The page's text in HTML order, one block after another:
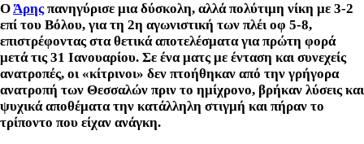
ΟΆρηςπανηγύρισε μια δύσκολη, αλλά πολύτιμη νίκη με 3-2
επί του Βόλου, για τη 2η αγωνιστική των πλέι οφ 5-8,
επιστρέφοντας στα θετικά αποτελέσματα για πρώτη φορά
μετά τις 31 Ιανουαρίου. Σε ένα ματς με ένταση και συνεχείς
ανατροπές, οι «κίτρινοι» δεν πτοήθηκαν από την γρήγορα
ανατροπή των Θεσσαλών πριν το ημίχρονο, βρήκαν λύσεις και
ψυχικά αποθέματα την κατάλληλη στιγμή και πήραν το
τρίποντο που είχαν ανάγκη.